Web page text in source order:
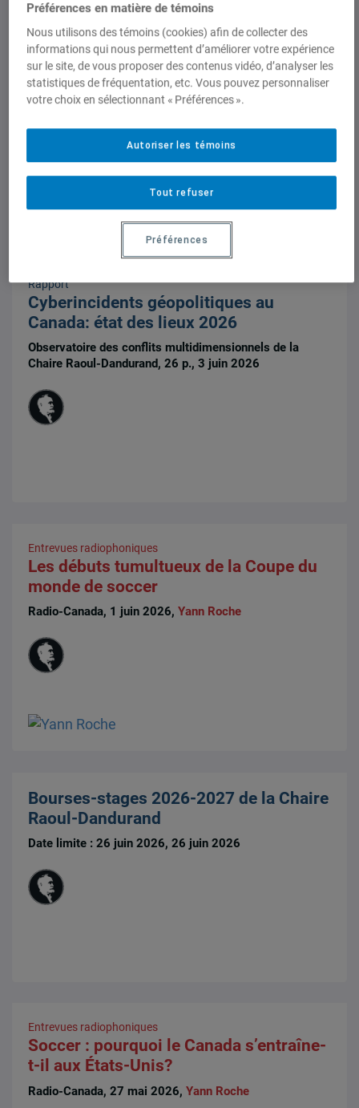
Entrevues radiophoniques
Guerre en Iran | «Trump a beaucoup
moins d’influence sur Netanyahou qu’il
ne le souhaiterait»
98.5 fm, 3 juin 2026,Frédérick Gagnon
Rapport
Cyberincidents géopolitiques au
Canada: état des lieux 2026
Observatoire des conflits multidimensionnels de la
Chaire Raoul-Dandurand, 26 p., 3 juin 2026
Entrevues radiophoniques
Les débuts tumultueux de la Coupe du
monde de soccer
Radio-Canada, 1 juin 2026,Yann Roche
Bourses-stages 2026-2027 de la Chaire
Raoul-Dandurand
Date limite : 26 juin 2026, 26 juin 2026
Entrevues radiophoniques
Soccer : pourquoi le Canada s’entraîne-
t-il aux États-Unis?
Radio-Canada, 27 mai 2026,Yann Roche
Préférences en matière de témoins
Nous utilisons des témoins (cookies) afin de collecter des
informations qui nous permettent d’améliorer votre expérience
sur le site, de vous proposer des contenus vidéo, d’analyser les
statistiques de fréquentation, etc. Vous pouvez personnaliser
votre choix en sélectionnant « Préférences ».
Tout refuser
Autoriser les témoins
Préférences